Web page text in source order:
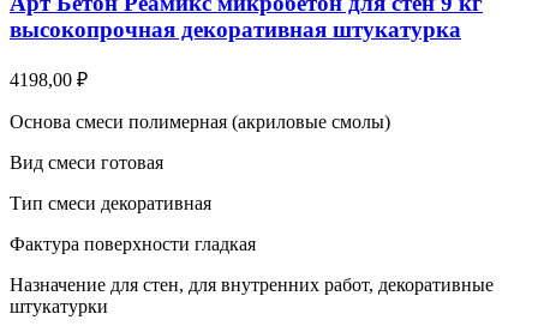
высокопрочная декоративная штукатурка
4198,00 ₽
Основа смеси полимерная (акриловые смолы)
Вид смеси готовая
Тип смеси декоративная
Фактура поверхности гладкая
Назначение для стен, для внутренних работ, декоративные
штукатурки